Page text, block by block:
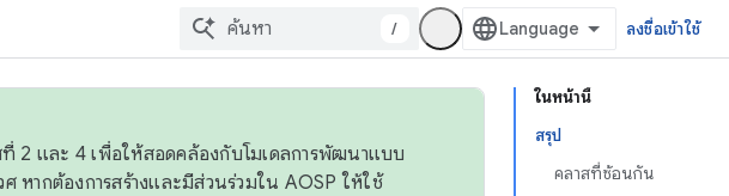
/ ลงชื่อเข้าใช้
ในหน้านี้
สรุป
คลาสที่ซ้อนกัน
2 และ 4 เพื่อให้สอดคล้องกับโมเดลการพัฒนาแบบ
หากต้องการสร้างและมีส่วนร่วมใน AOSP ให้ใช้